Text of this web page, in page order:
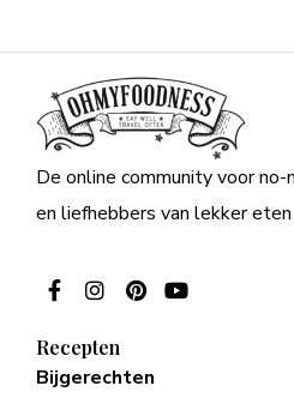
De online community voor
en liefhebbers van lekker
Recepten
Bijgerechten